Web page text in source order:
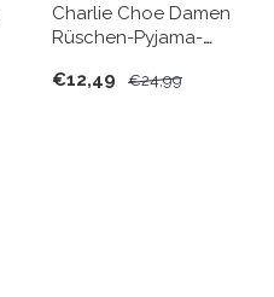
Charlie Choe Damen
Rüschen-Pyjama-
Blumen
€12,49 €24,99